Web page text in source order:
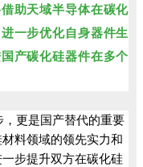
助天域半导体在碳化
一步优化自身器件生
产碳化硅器件在多个
更是国产替代的重要
料领域的领先实力和
步提升双方在碳化硅